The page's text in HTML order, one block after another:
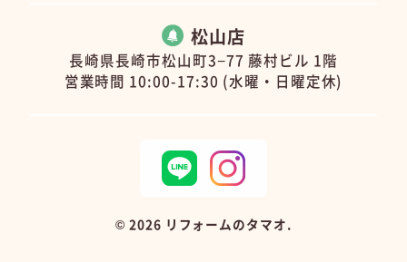
松山店
長崎県長崎市松山町3−77 藤村ビル 1階
営業時間 10:00-17:30 (水曜・日曜定休)
© 2026 リフォームのタマオ.